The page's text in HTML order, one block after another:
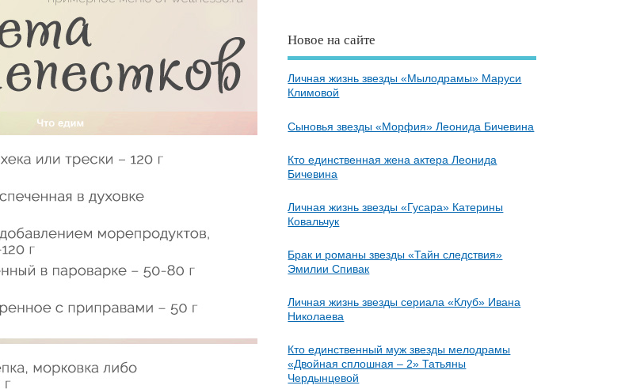
Новое на сайте
Личная жизнь звезды «Мылодрамы» Маруси
Климовой
Сыновья звезды «Морфия» Леонида Бичевина
Кто единственная жена актера Леонида
Бичевина
Личная жизнь звезды «Гусара» Катерины
Ковальчук
Брак и романы звезды «Тайн следствия»
Эмилии Спивак
Личная жизнь звезды сериала «Клуб» Ивана
Николаева
Кто единственный муж звезды мелодрамы
«Двойная сплошная – 2» Татьяны
Чердынцевой